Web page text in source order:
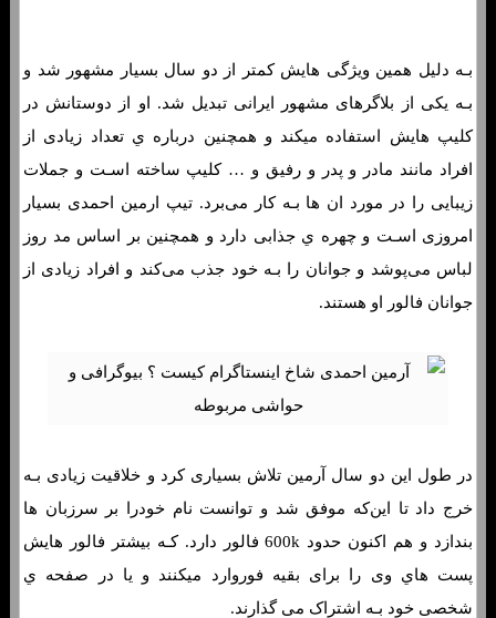
بـه دلیل همین ویژگی هایش کمتر از دو سال بسیار مشهور شد و
بـه یکی از بلاگرهای مشهور ایرانی تبدیل شد. او از دوستانش در
کلیپ هایش استفاده میکند و همچنین درباره ي تعداد زیادی از
افراد مانند مادر و پدر و رفیق و … کلیپ ساخته اسـت و جملات
زیبایی را در مورد ان ها بـه کار می‌برد. تیپ ارمین احمدی بسیار
امروزی اسـت و چهره ي جذابی دارد و همچنین بر اساس مد روز
لباس می‌پوشد و جوانان را بـه خود جذب می‌کند و افراد زیادی از
جوانان فالور او هستند.
در طول این دو سال آرمین تلاش بسیاری کرد و خلاقیت زیادی بـه
خرج داد تا این‌که موفق شد و توانست نام خودرا بر سرزبان ها
بندازد و هم اکنون حدود 600k فالور دارد. کـه بیشتر فالور هایش
پست هاي‌ وی را برای بقیه فوروارد میکنند و یا در صفحه ي
شخصی خود بـه اشتراک می گذارند.